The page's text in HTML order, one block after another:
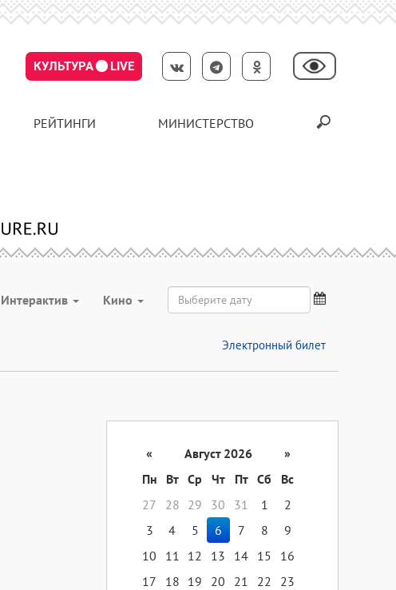
КУЛЬТУРА LIVE
РЕЙТИНГИ МИНИСТЕРСТВО
Интерактив Кино
Электронный билет
« Август 2026
»
Пн
Вт Ср Чт Пт Сб
Вс
27
28 29 30 31 1
2
3
4 5 6 7 8
9
10
11 12 13 14 15
16
17
18 19 20 21 22
23